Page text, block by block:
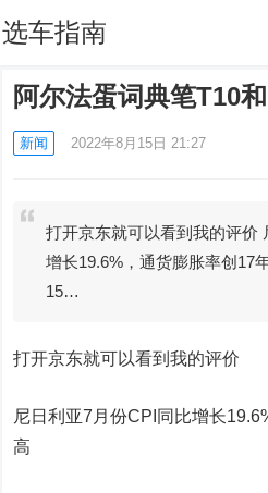
选车指南
阿尔法蛋词典笔T10
新闻 2022年8月15日 21:27
打开京东就可以看到我的评价
增长19.6%，通货膨胀率创17
15…
打开京东就可以看到我的评价
尼日利亚7月份CPI同比增长
高